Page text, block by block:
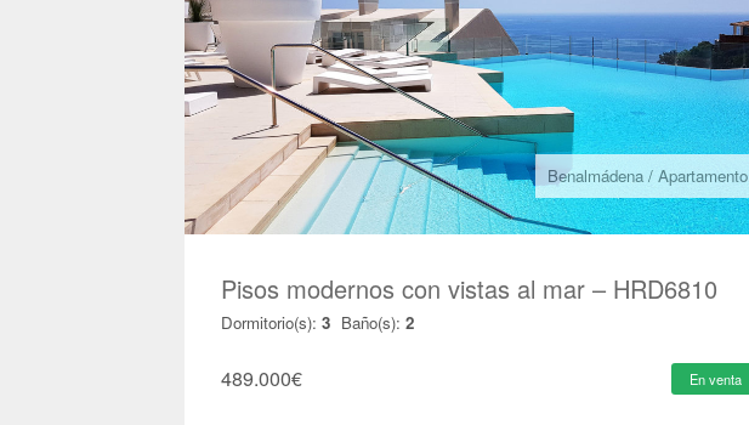
Benalmádena / Apartamento
Pisos modernos con vistas al mar – HRD6810
Dormitorio(s): 3 Baño(s): 2
489.000€ En venta